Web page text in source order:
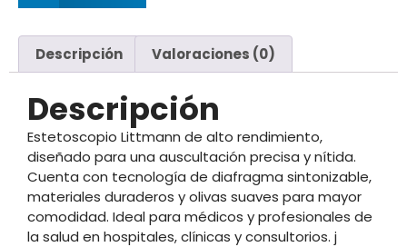
Descripción Valoraciones (0)
Descripción
Estetoscopio Littmann de alto rendimiento,
diseñado para una auscultación precisa y nítida.
Cuenta con tecnología de diafragma sintonizable,
materiales duraderos y olivas suaves para mayor
comodidad. Ideal para médicos y profesionales de
la salud en hospitales, clínicas y consultorios. j